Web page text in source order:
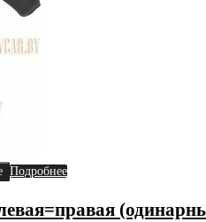
Подробнее